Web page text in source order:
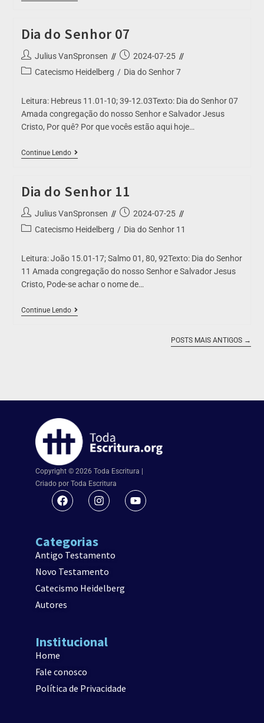
Dia do Senhor 07
Julius VanSpronsen
2024-07-25
Catecismo Heidelberg / Dia do Senhor 7
Leitura: Hebreus 11.01-10; 39-12.03Texto: Dia do Senhor 07
Amada congregação do nosso Senhor e Salvador Jesus
Cristo, Por quê? Por que vocês estão aqui hoje…
Continue Lendo
Dia do Senhor 11
Julius VanSpronsen
2024-07-25
Catecismo Heidelberg / Dia do Senhor 11
Leitura: João 15.01-17; Salmo 01, 80, 92Texto: Dia do Senhor
11 Amada congregação do nosso Senhor e Salvador Jesus
Cristo, Pode-se achar o nome de…
Continue Lendo
POSTS MAIS ANTIGOS →
Copyright © 2026 Toda Escritura |
Criado por Toda Escritura
Categorias
Antigo Testamento
Novo Testamento
Catecismo Heidelberg
Autores
Institucional
Home
Fale conosco
Política de Privacidade